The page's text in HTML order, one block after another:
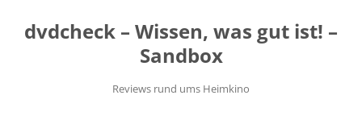
springen
dvdcheck – Wissen, was gut ist! –
Sandbox
Reviews rund ums Heimkino